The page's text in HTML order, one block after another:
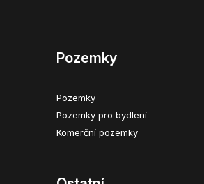
Pozemky
Pozemky
Pozemky pro bydlení
Komerční pozemky